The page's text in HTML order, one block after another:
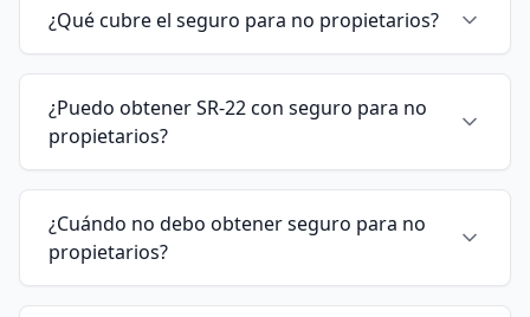
¿Qué cubre el seguro para no propietarios?
¿Puedo obtener SR-22 con seguro para no
propietarios?
¿Cuándo no debo obtener seguro para no
propietarios?